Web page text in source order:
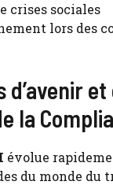
crises sociales
lors des
d’avenir
la
évolue
du monde du